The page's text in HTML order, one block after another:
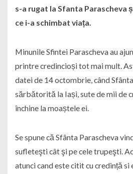
s-a rugat la Sfanta Parascheva
ce i-a schimbat viața.
Minunile Sfintei Parascheva au
printre credincioși tot mai mult.
datei de 14 octombrie, când
sărbătorită la Iași, sute de mii de
închine la moaștele ei.
Se spune că Sfânta Parascheva
sufleteşti cât şi pe cele trupeşti.
atunci cand este citit cu credință